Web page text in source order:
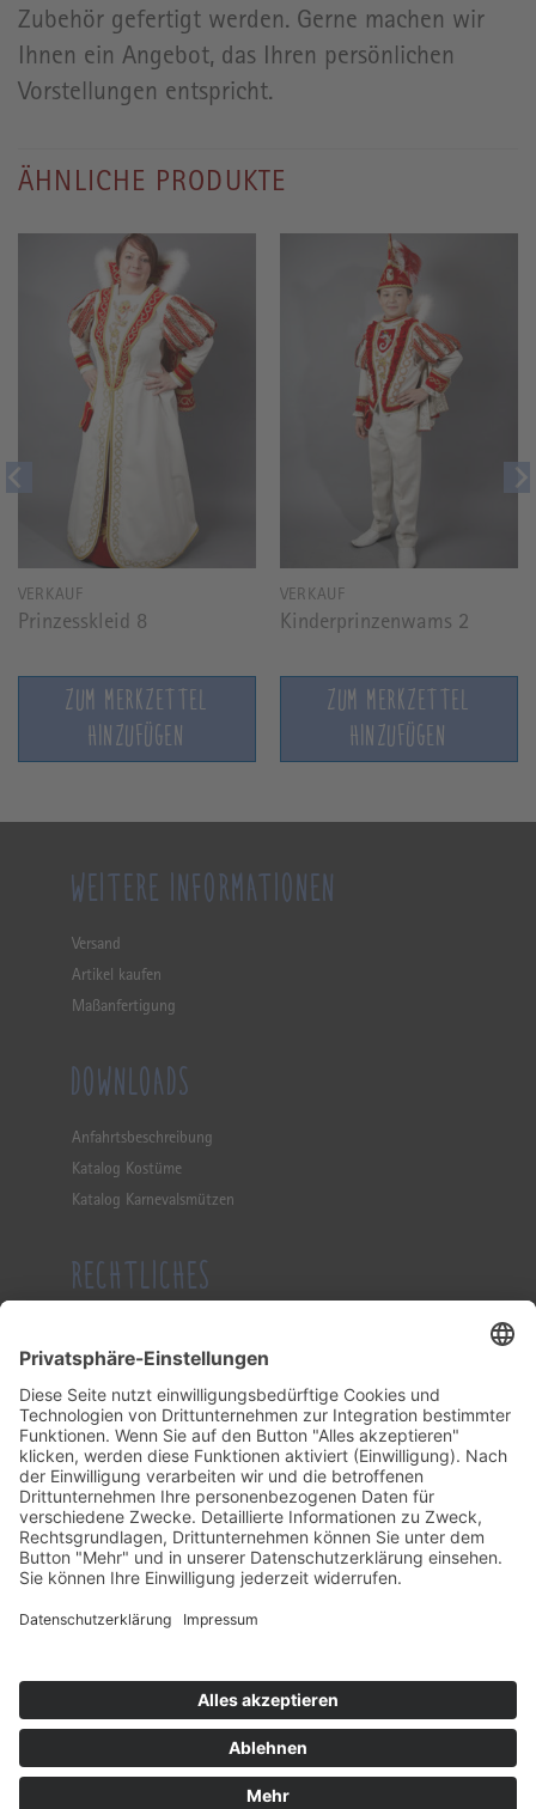
Zubehör gefertigt werden. Gerne machen wir
Ihnen ein Angebot, das Ihren persönlichen
Vorstellungen entspricht.
ÄHNLICHE PRODUKTE
VERKAUF
Prinzesskleid 8
ZUM MERKZETTEL
HINZUFÜGEN
VERKAUF
Kinderprinzenwams 2
ZUM MERKZETTEL
HINZUFÜGEN
WEITERE INFORMATIONEN
Versand
Artikel kaufen
Maßanfertigung
DOWNLOADS
Anfahrtsbeschreibung
Katalog Kostüme
Katalog Karnevalsmützen
RECHTLICHES
Datenschutzerklärung
Allgemeine Geschäftsbedingung
KONTAKT
Tel.: (0 23 82) 21 51
Fax: (0 23 82) 13 20
Mail: info@schwienhorst-meier.de
Instagram: gibstoff
Öffnungszeiten
09.00 – 12.00 Uhr
Nachmittags nach telefonischer Vereinbarung